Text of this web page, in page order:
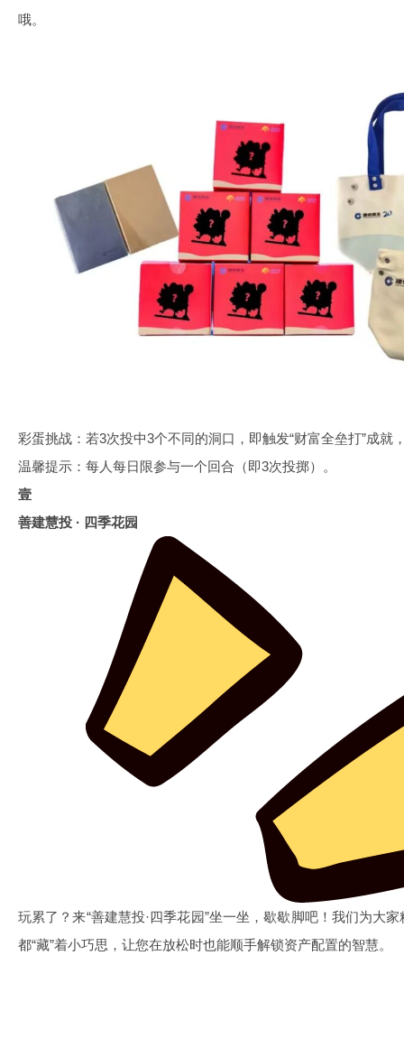
哦。
彩蛋挑战：若3次投中3个不同的洞口，即触发“财富全垒打”成就
温馨提示：每人每日限参与一个回合（即3次投掷）。
壹
善建慧投 · 四季花园
玩累了？来“善建慧投·四季花园”坐一坐，歇歇脚吧！我们为大
都“藏”着小巧思，让您在放松时也能顺手解锁资产配置的智慧。